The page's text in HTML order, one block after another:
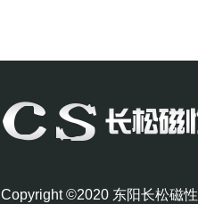
Copyright ©2020 东阳长松磁